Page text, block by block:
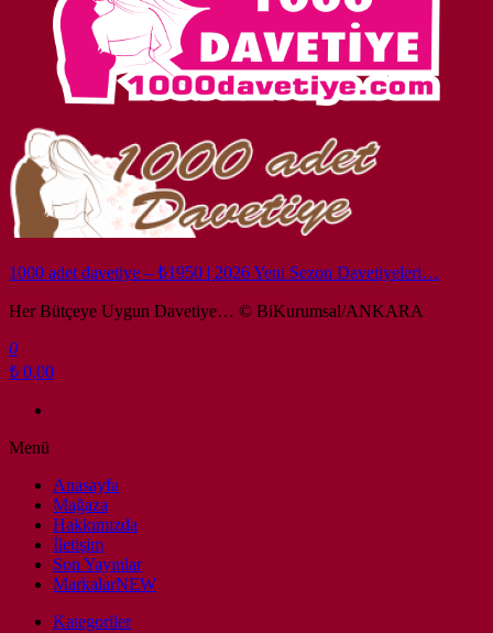
1000 adet davetiye – ₺1950 | 2026 Yeni Sezon Davetiyeleri…
Her Bütçeye Uygun Davetiye… © BiKurumsal/ANKARA
0
₺ 0,00
Menü
Anasayfa
Mağaza
Hakkımızda
İletişim
Son Yayınlar
MarkalarNEW
Kategoriler